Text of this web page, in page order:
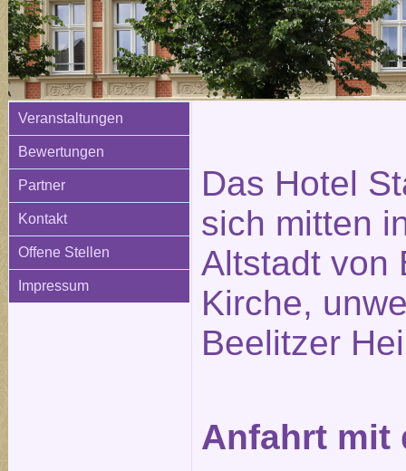
Veranstaltungen
Bewertungen
Partner
Kontakt
Offene Stellen
Impressum
Das Hotel
sich mitten
Altstadt von
Kirche,
Beelitzer
Anfahrt mit